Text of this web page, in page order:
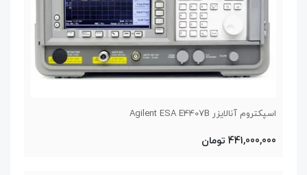
اسپکتروم آنالایزر Agilent ESA E4407B
441,000,000 تومان